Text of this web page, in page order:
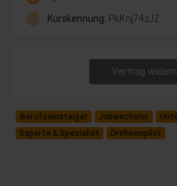
fingerprint Kurskennung: PkKnj74zJZ
Vertrag
Berufseinsteiger Jobwechsler
Experte & Spezialist
Drohnenpilot